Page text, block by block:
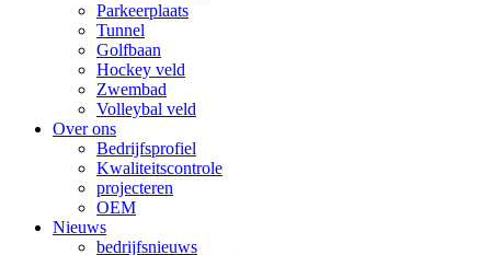
Parkeerplaats
Tunnel
Golfbaan
Hockey veld
Zwembad
Volleybal veld
Over ons
Bedrijfsprofiel
Kwaliteitscontrole
projecteren
OEM
Nieuws
bedrijfsnieuws